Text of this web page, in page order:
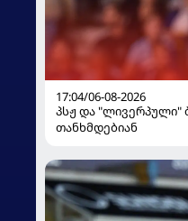
17:04/06-08-2026
პსჟ და "ლივერპული"
თანხმდებიან